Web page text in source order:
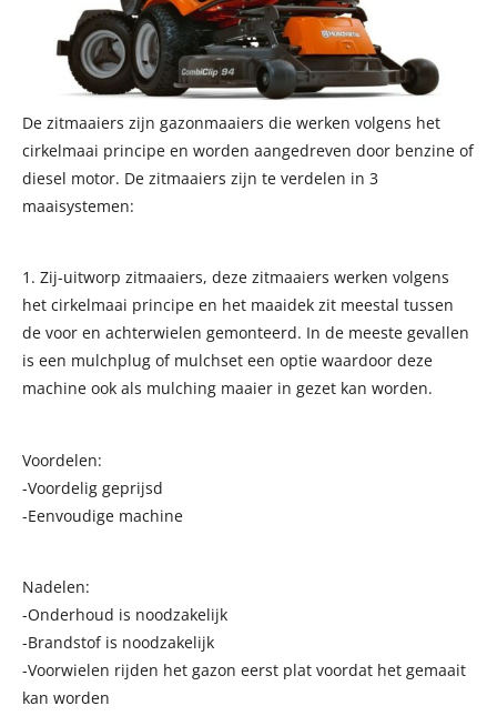
De zitmaaiers zijn gazonmaaiers die werken volgens het
cirkelmaai principe en worden aangedreven door benzine of
diesel motor. De zitmaaiers zijn te verdelen in 3
maaisystemen:
1. Zij-uitworp zitmaaiers, deze zitmaaiers werken volgens
het cirkelmaai principe en het maaidek zit meestal tussen
de voor en achterwielen gemonteerd. In de meeste gevallen
is een mulchplug of mulchset een optie waardoor deze
machine ook als mulching maaier in gezet kan worden.
Voordelen:
-Voordelig geprijsd
-Eenvoudige machine
Nadelen:
-Onderhoud is noodzakelijk
-Brandstof is noodzakelijk
-Voorwielen rijden het gazon eerst plat voordat het gemaait
kan worden